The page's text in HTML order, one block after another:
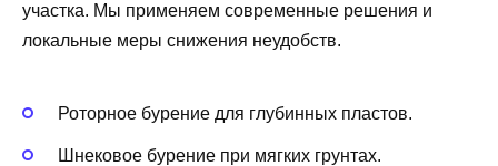
участка. Мы применяем современные решения и
локальные меры снижения неудобств.
Роторное бурение для глубинных пластов.
Шнековое бурение при мягких грунтах.